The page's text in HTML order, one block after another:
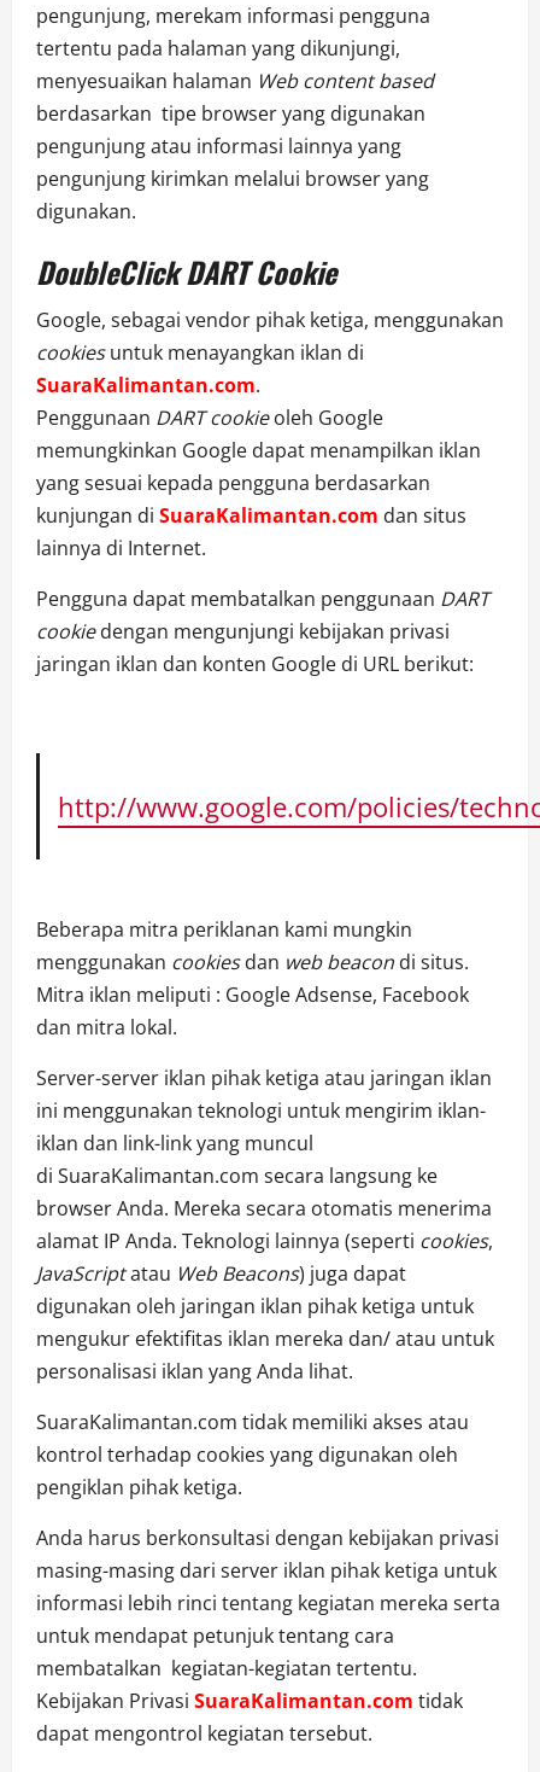
pengunjung, merekam informasi pengguna
tertentu pada halaman yang dikunjungi,
menyesuaikan halaman Web content based
berdasarkan tipe browser yang digunakan
pengunjung atau informasi lainnya yang
pengunjung kirimkan melalui browser yang
digunakan.
DoubleClick DART Cookie
Google, sebagai vendor pihak ketiga, menggunakan
cookiesuntuk menayangkan iklan di
SuaraKalimantan.com.
Penggunaan DART cookieoleh Google
memungkinkan Google dapat menampilkan iklan
yang sesuai kepada pengguna berdasarkan
kunjungan di SuaraKalimantan.com dan situs
lainnya di Internet.
Pengguna dapat membatalkan penggunaan DART
cookiedengan mengunjungi kebijakan privasi
jaringan iklan dan konten Google di URL berikut:
http://www.google.com/policies/
Beberapa mitra periklanan kami mungkin
menggunakan cookiesdan web beacon di situs.
Mitra iklan meliputi : Google Adsense, Facebook
dan mitra lokal.
Server-server iklan pihak ketiga atau jaringan iklan
ini menggunakan teknologi untuk mengirim iklan-
iklan dan link-link yang muncul
di SuaraKalimantan.com secara langsung ke
browser Anda. Mereka secara otomatis menerima
alamat IP Anda. Teknologi lainnya (seperti cookies,
JavaScriptatau Web Beacons) juga dapat
digunakan oleh jaringan iklan pihak ketiga untuk
mengukur efektifitas iklan mereka dan/ atau untuk
personalisasi iklan yang Anda lihat.
SuaraKalimantan.com tidak memiliki akses atau
kontrol terhadap cookies yang digunakan oleh
pengiklan pihak ketiga.
Anda harus berkonsultasi dengan kebijakan privasi
masing-masing dari server iklan pihak ketiga untuk
informasi lebih rinci tentang kegiatan mereka serta
untuk mendapat petunjuk tentang cara
membatalkan kegiatan-kegiatan tertentu.
Kebijakan Privasi SuaraKalimantan.com tidak
dapat mengontrol kegiatan tersebut.